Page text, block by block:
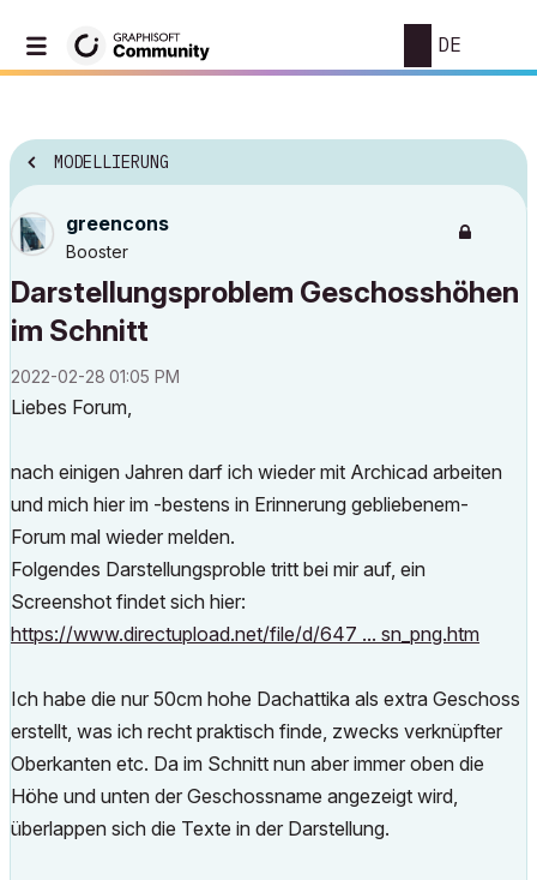
DE
MODELLIERUNG
greencons
Booster
Darstellungsproblem Geschosshöhen
im Schnitt
‎2022-02-28 01:05 PM
Liebes Forum,
nach einigen Jahren darf ich wieder mit Archicad arbeiten
und mich hier im -bestens in Erinnerung gebliebenem-
Forum mal wieder melden.
Folgendes Darstellungsproble tritt bei mir auf, ein
Screenshot findet sich hier:
https://www.directupload.net/file/d/647 ... sn_png.htm
Ich habe die nur 50cm hohe Dachattika als extra Geschoss
erstellt, was ich recht praktisch finde, zwecks verknüpfter
Oberkanten etc. Da im Schnitt nun aber immer oben die
Höhe und unten der Geschossname angezeigt wird,
überlappen sich die Texte in der Darstellung.